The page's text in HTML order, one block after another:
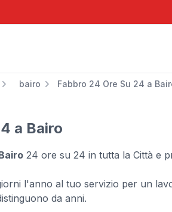
bairo Fabbro 24 Ore Su 24 a
a Bairo
24 ore su 24 in tutta la Città e
l'anno al tuo servizio per un
da anni.